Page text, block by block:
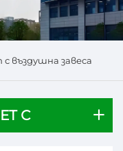
Търсене
въздушна завеса
С